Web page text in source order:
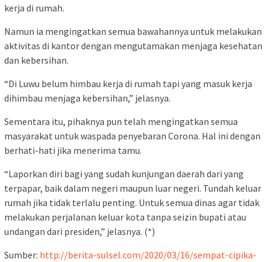
kerja di rumah.
Namun ia mengingatkan semua bawahannya untuk melakukan
aktivitas di kantor dengan mengutamakan menjaga kesehatan
dan kebersihan.
“Di Luwu belum himbau kerja di rumah tapi yang masuk kerja
dihimbau menjaga kebersihan,” jelasnya.
Sementara itu, pihaknya pun telah mengingatkan semua
masyarakat untuk waspada penyebaran Corona. Hal ini dengan
berhati-hati jika menerima tamu.
“Laporkan diri bagi yang sudah kunjungan daerah dari yang
terpapar, baik dalam negeri maupun luar negeri. Tundah keluar
rumah jika tidak terlalu penting. Untuk semua dinas agar tidak
melakukan perjalanan keluar kota tanpa seizin bupati atau
undangan dari presiden,” jelasnya. (*)
Sumber: http://berita-sulsel.com/2020/03/16/sempat-cipika-